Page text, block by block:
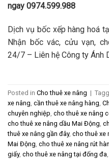
ngay 0974.599.988
Dịch vụ bốc xếp hàng hoá
Nhận bốc vác, cửu vạn,
24/7 – Liên hệ Công ty Ánh
Posted in Cho thuê xe nâng |
xe nâng, cần thuê xe nâng hàng,
chuyên nghiệp, cho thuê xe nâng
cho thuê xe nâng dầu Mai Động,
thuê xe nâng gần đây, cho thuê xe
Mai Động, cho thuê xe nâng rút
giấy, cho thuê xe nâng tại đống đa,